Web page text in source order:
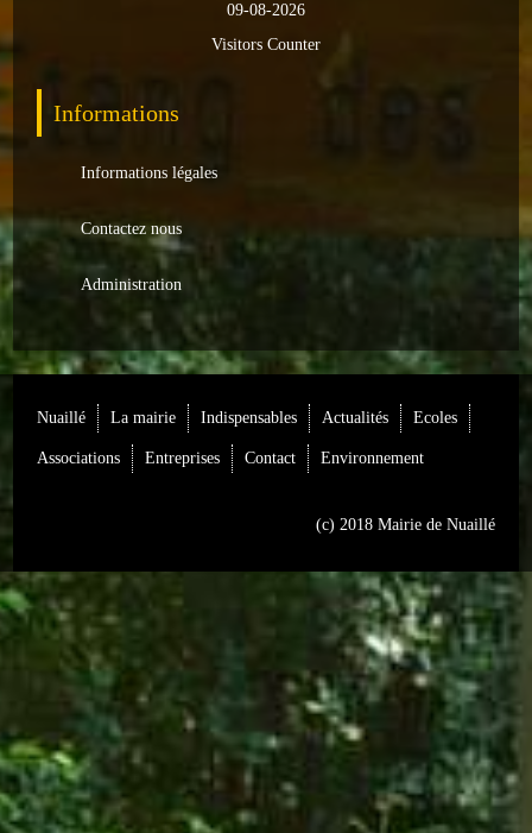
Industries
Transports
Commerces
Hotels/Restaurants
Batiments/TP
ENVIRONNEMENT
Informations générales
09-08-2026
Visitors Counter
Informations
Informations légales
Contactez nous
Administration
Nuaillé La mairie Indispensables Actualités Ecoles
Associations Entreprises Contact Environnement
(c) 2018 Mairie de Nuaillé